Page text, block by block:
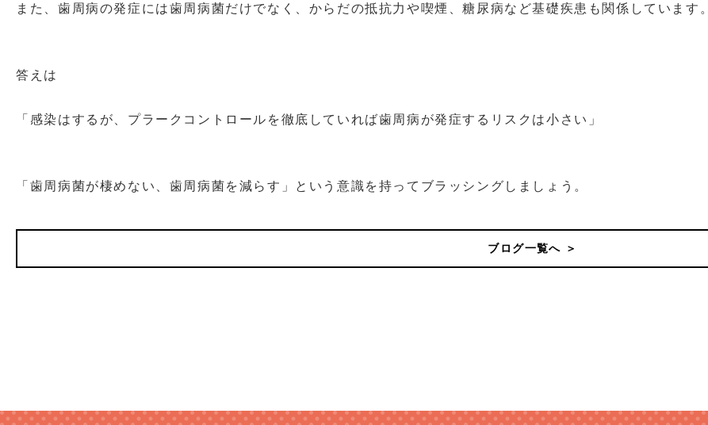
また、歯周病の発症には歯周病菌だけでなく、からだの抵抗力や喫煙、糖尿病など基礎疾患も関係しています。
答えは
「感染はするが、プラークコントロールを徹底していれば歯周病が発症するリスクは小さい」
「歯周病菌が棲めない、歯周病菌を減らす」という意識を持ってブラッシングしましょう。
ブログ一覧へ ＞